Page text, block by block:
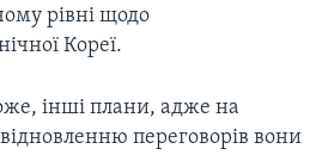
рівні щодо
Кореї.
інші плани, адже на
переговорів вони